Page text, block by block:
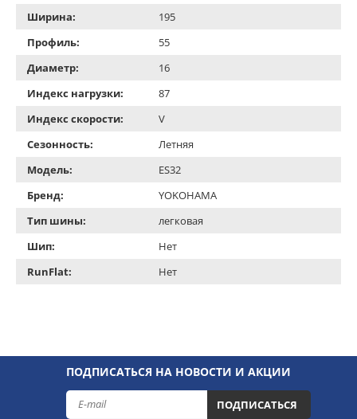
Ширина:
195
Профиль:
55
Диаметр:
16
Индекс нагрузки:
87
Индекс скорости:
V
Сезонность:
Летняя
Модель:
ES32
Бренд:
YOKOHAMA
Тип шины:
легковая
Шип:
Нет
RunFlat:
Нет
ПОДПИСАТЬСЯ НА НОВОСТИ И АКЦИИ
ПОДПИСАТЬСЯ